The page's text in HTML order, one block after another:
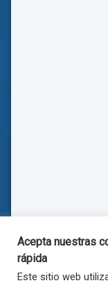
Acepta nuestras
rápida
Este sitio web